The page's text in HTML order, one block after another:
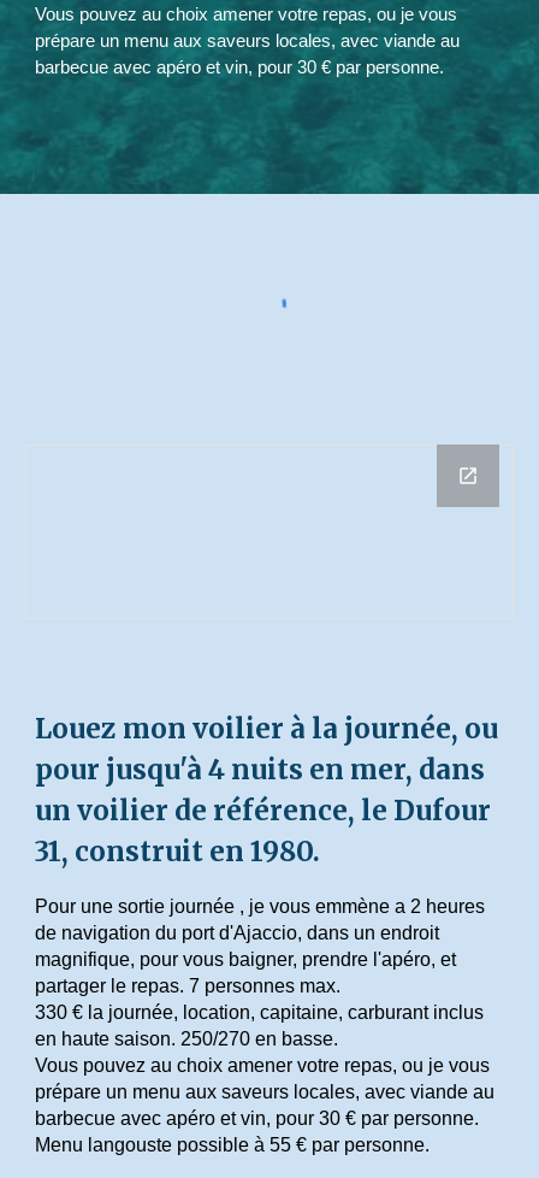
Vous pouvez au choix amener votre repas, ou je vous
prépare un menu aux saveurs locales, avec viande au
barbecue avec apéro et vin, pour 30 € par personne.
Louez mon voilier à la journée, ou
pour jusqu'à 4 nuits en mer, dans
un voilier de référence, le Dufour
31, construit en 1980.
Pour une sortie journée , je vous emmène a 2 heures
de navigation du port d'Ajaccio, dans un endroit
magnifique, pour vous baigner, prendre l'apéro, et
partager le repas. 7 personnes max.
330 € la journée, location, capitaine, carburant inclus
en haute saison. 250/270 en basse.
Vous pouvez au choix amener votre repas, ou je vous
prépare un menu aux saveurs locales, avec viande au
barbecue avec apéro et vin, pour 30 € par personne.
Menu langouste possible à 55 € par personne.